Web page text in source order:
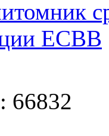
ЕСВВ
: 66832